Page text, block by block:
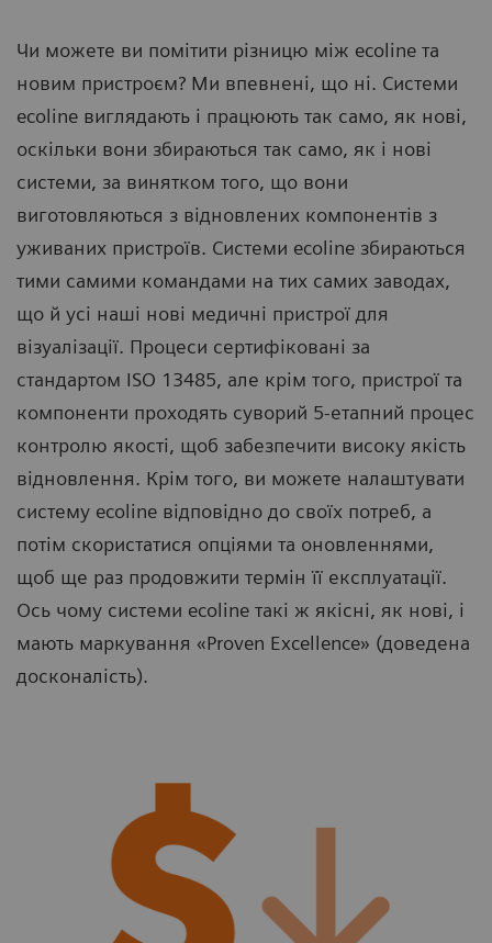
Чи можете ви помітити різницю між ecoline та
новим пристроєм? Ми впевнені, що ні. Системи
ecoline виглядають і працюють так само, як нові,
оскільки вони збираються так само, як і нові
системи, за винятком того, що вони
виготовляються з відновлених компонентів з
уживаних пристроїв. Системи ecoline збираються
тими самими командами на тих самих заводах,
що й усі наші нові медичні пристрої для
візуалізації. Процеси сертифіковані за
стандартом ISO 13485, але крім того, пристрої та
компоненти проходять суворий 5-етапний процес
контролю якості, щоб забезпечити високу якість
відновлення. Крім того, ви можете налаштувати
систему ecoline відповідно до своїх потреб, а
потім скористатися опціями та оновленнями,
щоб ще раз продовжити термін її експлуатації.
Ось чому системи ecoline такі ж якісні, як нові, і
мають маркування «Proven Excellence» (доведена
досконалість).